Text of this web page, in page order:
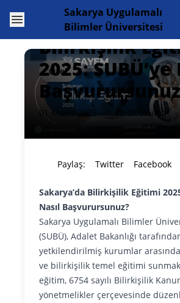
Open menuSakarya Uygulamalı
Bilimler Üniversitesi
Özel
Sakarya’da
Bilirkişilik
2025: SUBÜ’ye
01 Mayıs 2025 10 dk okuma
Paylaş: Twitter Facebook
Sakarya’da Bilirkişilik Eğitimi
Nasıl Başvurursunuz?
Sakarya Uygulamalı Bilimler
(SUBÜ), Adalet Bakanlığı
yetkilendirilmiş kurumlar
ve bilirkişilik temel eğitimi
eğitim, 6754 sayılı Bilirkişilik
yönetmelikler çerçevesinde